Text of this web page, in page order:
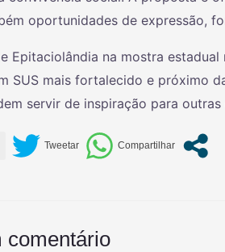
oportunidades de expressão,
Epitaciolândia na mostra
SUS mais fortalecido e próximo
servir de inspiração para outras
comentário